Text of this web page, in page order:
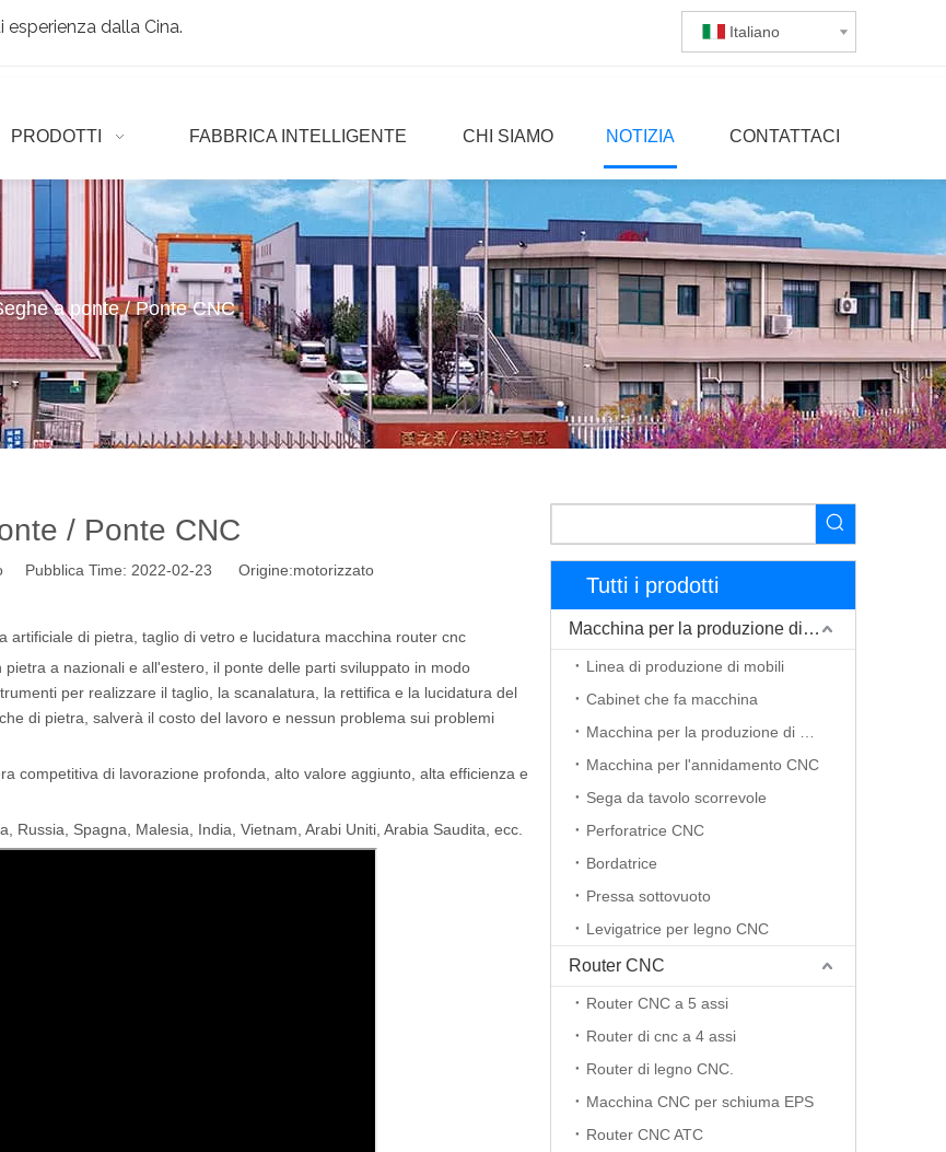
dalla Cina. Italiano
PRODOTTI FABBRICA INTELLIGENTE CHI SIAMO NOTIZIA CONTATTACI
a ponte / Ponte CNC
/ Ponte CNC
Pubblica Time: 2022-02-23 Origine:motorizzato
artificiale di pietra, taglio di vetro e lucidatura macchina router cnc
a nazionali e all'estero, il ponte delle parti sviluppato in modo
per realizzare il taglio, la scanalatura, la rettifica e la lucidatura del
di pietra, salverà il costo del lavoro e nessun problema sui problemi
competitiva di lavorazione profonda, alto valore aggiunto, alta efficienza e
Russia, Spagna, Malesia, India, Vietnam, Arabi Uniti, Arabia Saudita, ecc.
Tutti i prodotti
Macchina per la produzione di mobili
Linea di produzione di mobili
Cabinet che fa macchina
Macchina per l'annidamento CNC
Sega da tavolo scorrevole
Perforatrice CNC
Bordatrice
Pressa sottovuoto
Levigatrice per legno CNC
Router CNC
Router CNC a 5 assi
Router di cnc a 4 assi
Router di legno CNC.
Macchina CNC per schiuma EPS
Router CNC ATC